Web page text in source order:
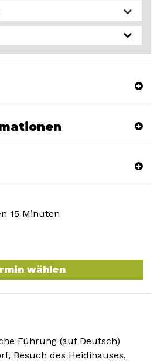
15 Minuten
wählen
Führung (auf Deutsch)
Besuch des Heidihauses,